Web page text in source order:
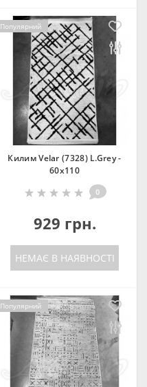
Популярний
Килим Velar (7328) L.Grey -
60х110
0
929 грн.
НЕМАЄ В НАЯВНОСТІ
Популярний